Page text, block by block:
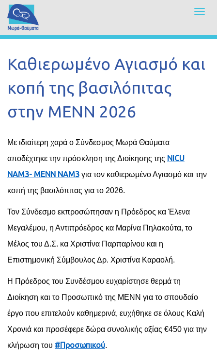
Skip
content
Καθιερωμένο Αγιασμό και
κοπή της βασιλόπιτας
στην ΜΕΝΝ 2026
Με ιδιαίτερη χαρά ο Σύνδεσμος Μωρά Θαύματα
αποδέχτηκε την πρόσκληση της Διοίκησης της NICU
NAM3- ΜΕΝΝ ΝΑΜ3 για τον καθιερωμένο Αγιασμό και την
κοπή της βασιλόπιτας για το 2026.
Τον Σύνδεσμο εκπροσώπησαν η Πρόεδρος κα Έλενα
Μεγαλέμου, η Αντιπρόεδρος κα Μαρίνα Πηλακούτα, το
Μέλος του Δ.Σ. κα Χριστίνα Παρπαρίνου και η
Επιστημονική Σύμβουλος Δρ. Χριστίνα Καραολή.
Η Πρόεδρος του Συνδέσμου ευχαρίστησε θερμά τη
Διοίκηση και το Προσωπικό της ΜΕΝΝ για το σπουδαίο
έργο που επιτελούν καθημερινά, ευχήθηκε σε όλους Καλή
Χρονιά και προσέφερε δώρα συνολικής αξίας €450 για την
κλήρωση του #Προσωπικού.